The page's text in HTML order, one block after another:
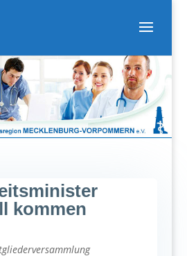
kommen